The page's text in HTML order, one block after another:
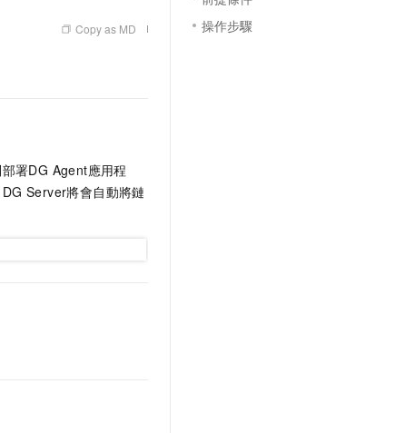
Copy as MD
署DG Agent應用程
Server將會自動將鏈
操作步驟